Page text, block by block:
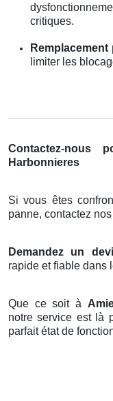
critiques.
Remplacement
limiter les
Contactez-nous
Harbonnieres
Si vous êtes
panne, contactez
Demandez un
rapide et fiable dans
Que ce soit à
notre service est là
parfait état de